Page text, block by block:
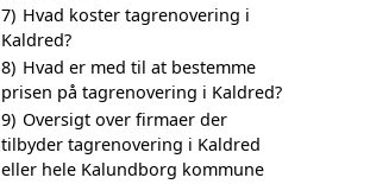
7) Hvad koster tagrenovering i
Kaldred?
8) Hvad er med til at bestemme
prisen på tagrenovering i Kaldred?
9) Oversigt over firmaer der
tilbyder tagrenovering i Kaldred
eller hele Kalundborg kommune